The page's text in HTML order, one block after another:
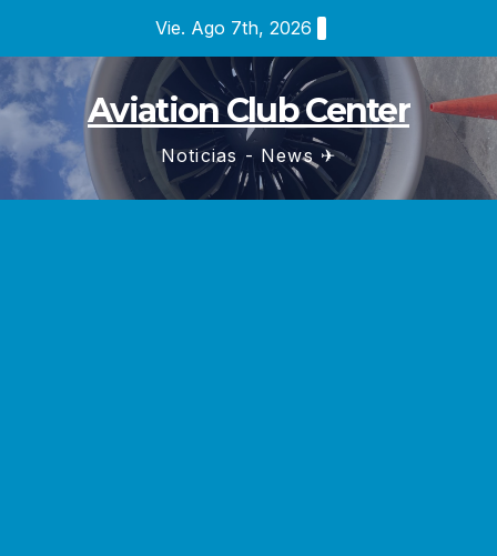
contenido
Vie. Ago 7th, 2026
Aviation Club Center
Noticias - News ✈